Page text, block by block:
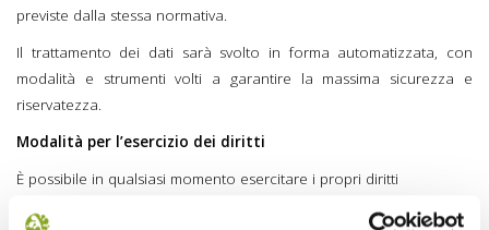
previste dalla stessa normativa.
Il trattamento dei dati sarà svolto in forma automatizzata, con
modalità e strumenti volti a garantire la massima sicurezza e
riservatezza.
Modalità per l’esercizio dei diritti
È possibile in qualsiasi momento esercitare i propri diritti
inviando una raccomandata a Ente Parco Nazionale delle Foreste